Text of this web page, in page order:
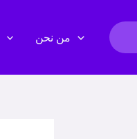
من نحن